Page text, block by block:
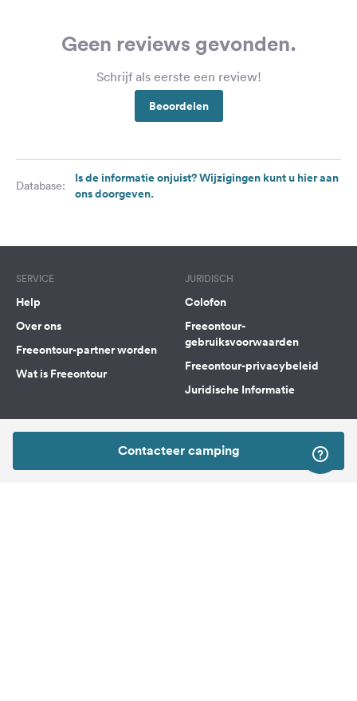
Contacteer camping
Geen reviews gevonden.
Schrijf als eerste een review!
Beoordelen
Database:
Is de informatie onjuist? Wijzigingen kunt u hier aan
ons doorgeven.
SERVICE
Help
Over ons
Freeontour-partner worden
Wat is Freeontour
JURIDISCH
Colofon
Freeontour-
gebruiksvoorwaarden
Freeontour-privacybeleid
Juridische Informatie
FREEONTOUR APPS